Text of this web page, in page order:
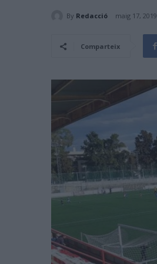
By Redacció maig 17, 2019
Comparteix